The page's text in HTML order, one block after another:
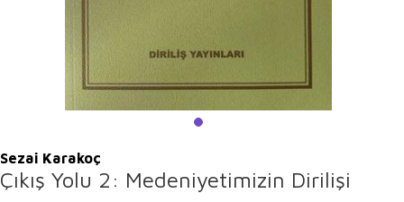
Sezai Karakoç
Çıkış Yolu 2: Medeniyetimizin Dirilişi